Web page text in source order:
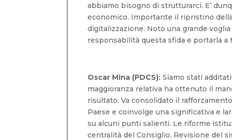
abbiamo bisogno di strutturarci. E’
economico. Importante il ripristino
digitalizzazione. Noto una grande
responsabilità questa sfida e portarla
Oscar Mina (PDCS):Siamo stati
maggioranza relativa ha ottenuto il
risultato. Va consolidato il
Paese e coinvolge una significativa e
su alcuni punti salienti. Le riforme
centralità del Consiglio. Revisione del